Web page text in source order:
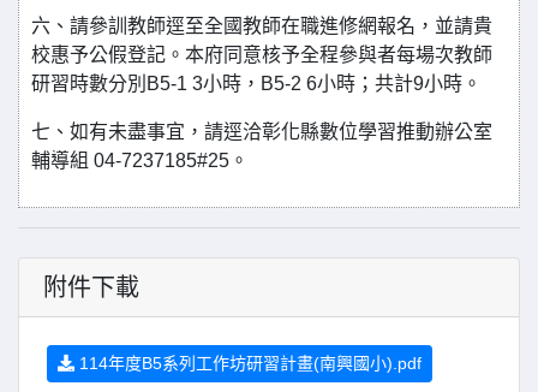
六、請參訓教師逕至全國教師在職進修網報名，並請貴
校惠予公假登記。本府同意核予全程參與者每場次教師
研習時數分別B5-1 3小時，B5-2 6小時；共計9小時。
七、如有未盡事宜，請逕洽彰化縣數位學習推動辦公室
輔導組 04-7237185#25。
附件下載
114年度B5系列工作坊研習計畫(南興國小).pdf